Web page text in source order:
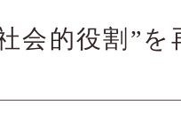
会的役割”を